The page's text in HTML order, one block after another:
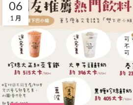
06
1 月